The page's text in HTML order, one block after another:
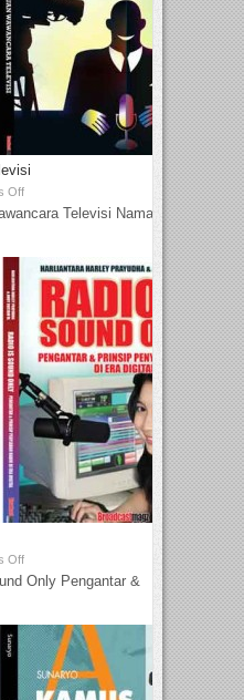
Off
Televisi Nama
Off
Only Pengantar &